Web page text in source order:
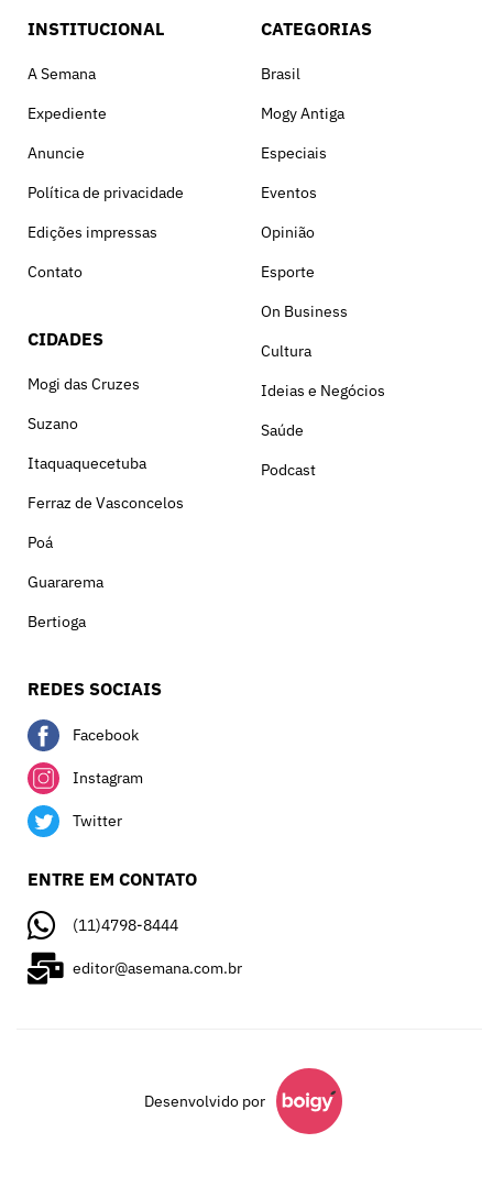
INSTITUCIONAL
A Semana
Expediente
Anuncie
Política de privacidade
Edições impressas
Contato
CIDADES
Mogi das Cruzes
Suzano
Itaquaquecetuba
Ferraz de Vasconcelos
Poá
Guararema
Bertioga
CATEGORIAS
Brasil
Mogy Antiga
Especiais
Eventos
Opinião
Esporte
On Business
Cultura
Ideias e Negócios
Saúde
Podcast
REDES SOCIAIS
Facebook
Instagram
Twitter
ENTRE EM CONTATO
(11)4798-8444
editor@asemana.com.br
Desenvolvido por